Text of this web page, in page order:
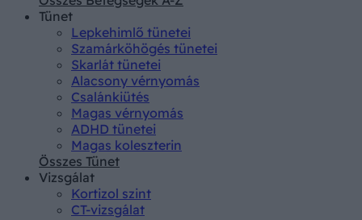
Tünet
Lepkehimlő tünetei
Szamárköhögés tünetei
Skarlát tünetei
Alacsony vérnyomás
Csalánkiütés
Magas vérnyomás
ADHD tünetei
Magas koleszterin
Összes Tünet
Vizsgálat
Kortizol szint
CT-vizsgálat